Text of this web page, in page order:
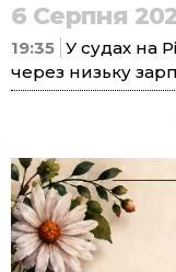
6 Серпня
19:35 У судах на
через низьку